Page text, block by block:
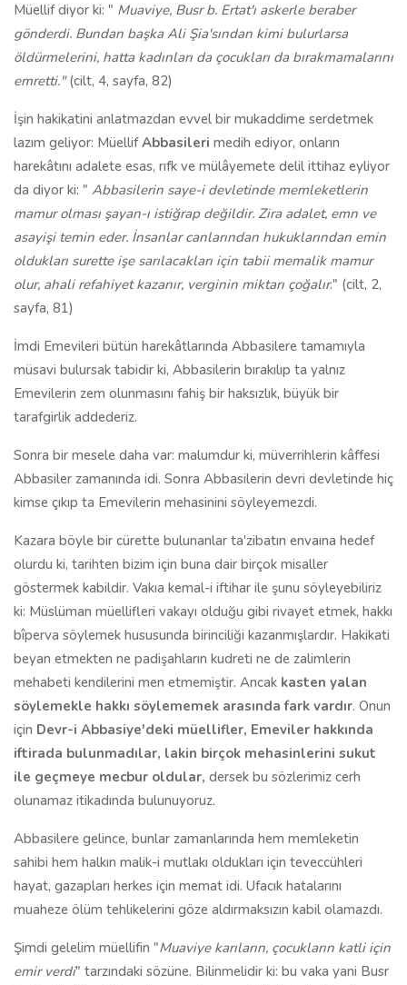
Müellif diyor ki: " Muaviye, Busr b. Ertat'ı askerle beraber
gönderdi. Bundan başka Ali Şia'sından kimi bulurlarsa
öldürmelerini, hatta kadınları da çocukları da bırakmamalarını
emretti."(cilt, 4, sayfa, 82)
İşin hakikatini anlatmazdan evvel bir mukaddime serdetmek
lazım geliyor: MüellifAbbasileri medih ediyor, onların
harekâtını adalete esas, rıfk ve mülâyemete delil ittihaz eyliyor
da diyor ki: " Abbasilerin saye-i devletinde memleketlerin
mamur olması şayan-ı istiğrap değildir. Zira adalet, emn ve
asayişi temin eder. İnsanlar canlarından hukuklarından emin
oldukları surette işe sarılacakları için tabii memalik mamur
olur, ahali refahiyet kazanır, verginin miktarı çoğalır." (cilt, 2,
sayfa, 81)
İmdi Emevileri bütün harekâtlarında Abbasilere tamamıyla
müsavi bulursak tabidir ki, Abbasilerin bırakılıp ta yalnız
Emevilerin zem olunmasını fahiş bir haksızlık, büyük bir
tarafgirlik addederiz.
Sonra bir mesele daha var: malumdur ki, müverrihlerin kâffesi
Abbasiler zamanında idi. Sonra Abbasilerin devri devletinde hiç
kimse çıkıp ta Emevilerin mehasinini söyleyemezdi.
Kazara böyle bir cürette bulunanlar ta'zibatın envaına hedef
olurdu ki, tarihten bizim için buna dair birçok misaller
göstermek kabildir. Vakıa kemal-i iftihar ile şunu söyleyebiliriz
ki: Müslüman müellifleri vakayı olduğu gibi rivayet etmek, hakkı
bîperva söylemek hususunda birinciliği kazanmışlardır. Hakikati
beyan etmekten ne padişahların kudreti ne de zalimlerin
mehabeti kendilerini men etmemiştir. Ancak kasten yalan
söylemekle hakkı söylememek arasında fark vardır. Onun
için Devr-i Abbasiye'deki müellifler, Emeviler hakkında
iftirada bulunmadılar, lakin birçok mehasinlerini sukut
ile geçmeye mecbur oldular, dersek bu sözlerimiz cerh
olunamaz itikadında bulunuyoruz.
Abbasilere gelince, bunlar zamanlarında hem memleketin
sahibi hem halkın malik-i mutlakı oldukları için teveccühleri
hayat, gazapları herkes için memat idi. Ufacık hatalarını
muaheze ölüm tehlikelerini göze aldırmaksızın kabil olamazdı.
Şimdi gelelim müellifin "Muaviye karıların, çocukların katli için
emir verdi" tarzındaki sözüne. Bilinmelidir ki: bu vaka yani Busr